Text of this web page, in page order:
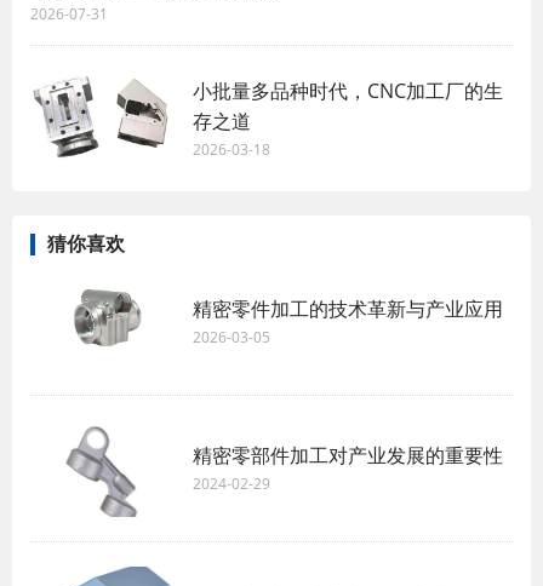
2026-07-31
小批量多品种时代，CNC加工厂的生
存之道
2026-03-18
猜你喜欢
精密零件加工的技术革新与产业应用
2026-03-05
精密零部件加工对产业发展的重要性
2024-02-29